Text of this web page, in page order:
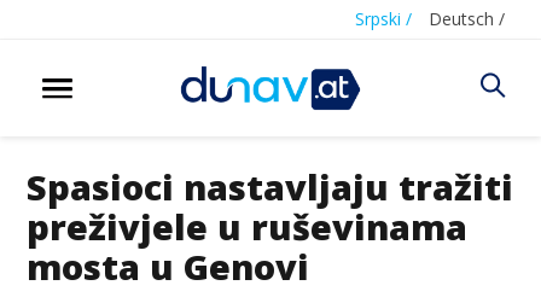
Srpski / Deutsch /
Spasioci nastavljaju tražiti
preživjele u ruševinama
mosta u Genovi